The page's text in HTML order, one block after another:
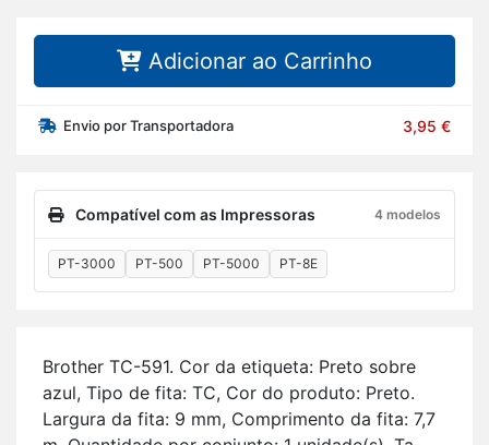
Adicionar ao Carrinho
Envio por Transportadora 3,95 €
Compatível com as Impressoras 4 modelos
PT-3000 PT-500 PT-5000 PT-8E
Brother TC-591. Cor da eti­queta: Preto sobre
azul, Tipo de fita: TC, Cor do pro­duto: Preto.
Lar­gura da fita: 9 mm, Com­pri­mento da fita: 7,7